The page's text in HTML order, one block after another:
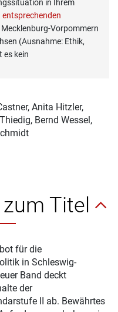
in Ihrem
entsprechenden
Vorpommern
(Ausnahme: Ethik,
es kein
Anita Hitzler,
Bernd Wessel,
Titel
für die
in Schleswig-
Band deckt
der
II ab. Bewährtes